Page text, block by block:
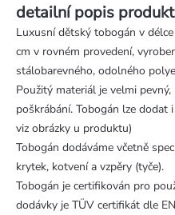
detailní popis
Luxusní dětský tobogán v
cm v rovném provedení,
stálobarevného, odolného
Použitý materiál je velmi
poškrábání. Tobogán lze dodat
viz obrázky u produktu)
Tobogán dodáváme včetně
krytek, kotvení a vzpěry (tyče).
Tobogán je certifikován pro
dodávky je TÜV certifikát dle